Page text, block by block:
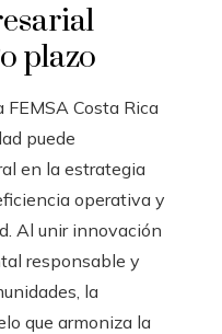
plazo
FEMSA Costa Rica
puede
en la estrategia
operativa y
Al unir innovación
responsable y
la
que armoniza la